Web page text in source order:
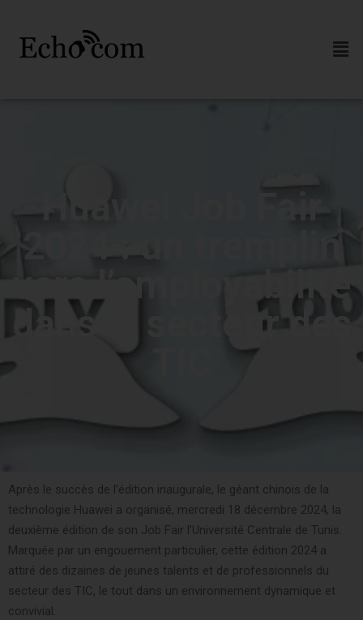
Huawei Job Fair
2024 : un tremplin
vers l’employabilité
dans le secteur des
Après le succès de l’édition inaugurale, le géant chinois de la
technologie Huawei a organisé, mercredi 18 décembre 2024, la
deuxième édition de son Job Fair l’Université Centrale de Tunis.
Marquée par un engouement particulier, cette édition 2024 a
attiré des dizaines de jeunes talents et de professionnels du
secteur des TIC, le tout dans un environnement dynamique et
convivial.